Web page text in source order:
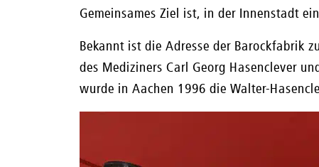
Gemeinsames Ziel ist, in der Innenstadt
Bekannt ist die Adresse der Barockfabrik
des Mediziners Carl Georg Hasenclever
wurde in Aachen 1996 die Walter-